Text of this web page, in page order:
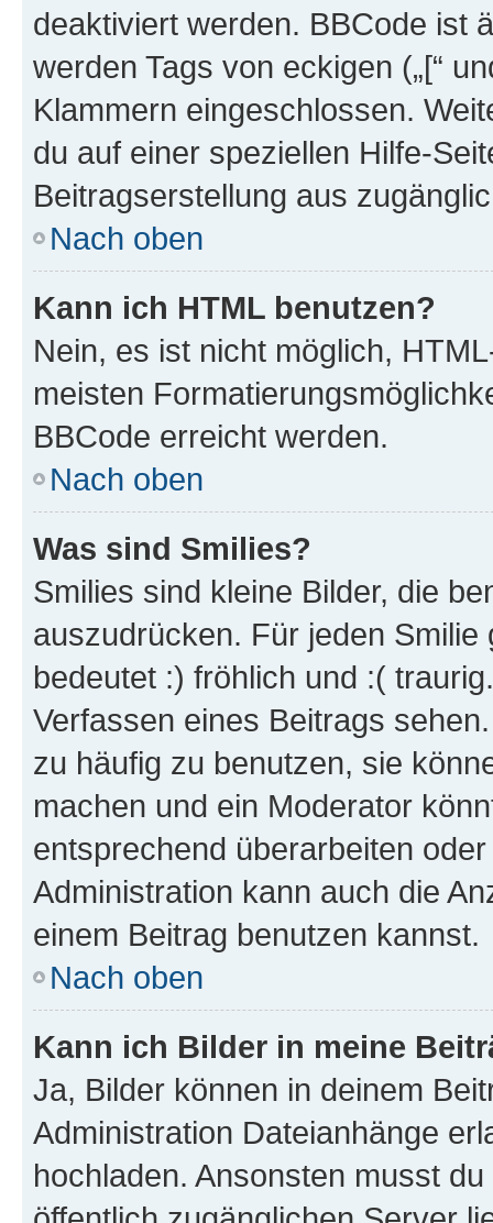
deaktiviert werden. BBCode ist
werden Tags von eckigen („[“
Klammern eingeschlossen.
du auf einer speziellen Hilfe-
Beitragserstellung aus
Nach oben
Kann ich HTML benutzen?
Nein, es ist nicht möglich,
meisten
BBCode erreicht werden.
Nach oben
Was sind Smilies?
Smilies sind kleine Bilder, die
auszudrücken. Für jeden
bedeutet :) fröhlich und :(
Verfassen eines Beitrags
zu häufig zu benutzen, sie
machen und ein Moderator
entsprechend überarbeiten
Administration kann auch die
einem Beitrag benutzen kannst.
Nach oben
Kann ich Bilder in meine
Ja, Bilder können in deinem
Administration Dateianhänge
hochladen. Ansonsten musst